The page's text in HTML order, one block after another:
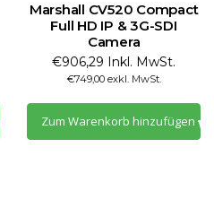
Marshall CV520 Compact
Full HD IP & 3G-SDI
Camera
€906,29 Inkl. MwSt.
€749,00 exkl. MwSt.
Zum Warenkorb hinzufügen